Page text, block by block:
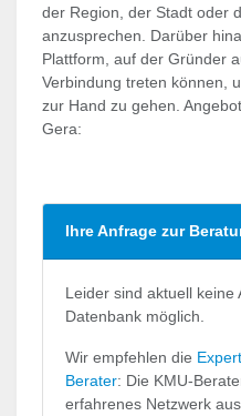
der Region, der Stadt oder
anzusprechen. Darüber
Plattform, auf der Gründer
Verbindung treten können,
zur Hand zu gehen.
Gera:
Ihre Anfrage zur
Leider sind aktuell keine
Datenbank möglich.
Wir empfehlen die
Berater: Die KMU-
erfahrenes Netzwerk